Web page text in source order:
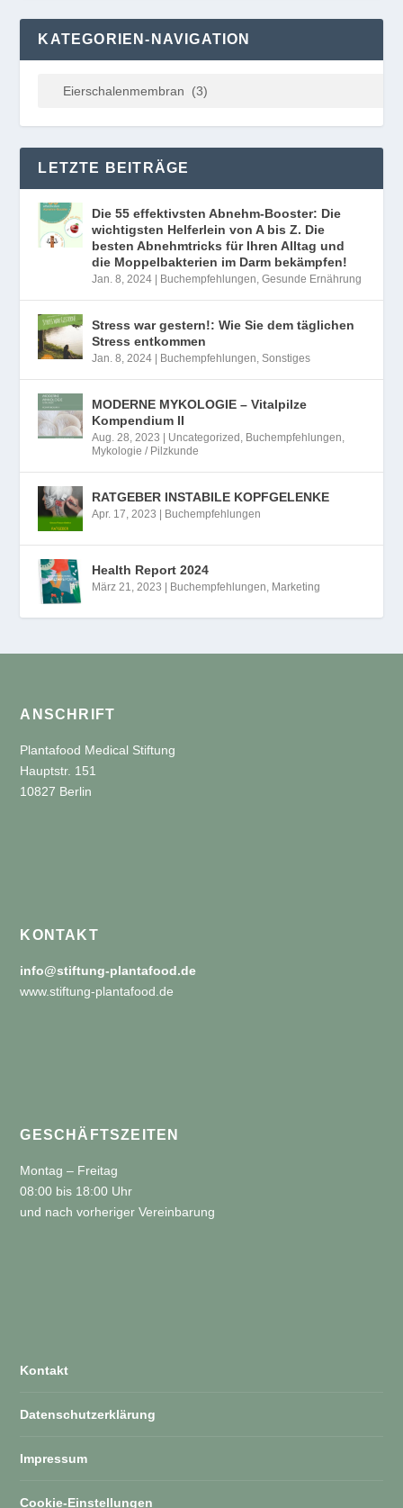
KATEGORIEN-NAVIGATION
LETZTE BEITRÄGE
Die 55 effektivsten Abnehm-Booster: Die
wichtigsten Helferlein von A bis Z. Die
besten Abnehmtricks für Ihren Alltag und
die Moppelbakterien im Darm bekämpfen!
Jan. 8, 2024 | Buchempfehlungen ,Gesunde Ernährung
Stress war gestern!: Wie Sie dem täglichen
Stress entkommen
Jan. 8, 2024 | Buchempfehlungen ,Sonstiges
MODERNE MYKOLOGIE – Vitalpilze
Kompendium II
Aug. 28, 2023 | Uncategorized Buchempfehlungen
Mykologie / Pilzkunde
RATGEBER INSTABILE KOPFGELENKE
Apr. 17, 2023 | Buchempfehlungen
Health Report 2024
März 21, 2023 | Buchempfehlungen Marketing
ANSCHRIFT
Plantafood Medical Stiftung
Hauptstr. 151
10827 Berlin
KONTAKT
info@stiftung-plantafood.de
www.stiftung-plantafood.de
GESCHÄFTSZEITEN
Montag – Freitag
08:00 bis 18:00 Uhr
und nach vorheriger Vereinbarung
Kontakt
Datenschutzerklärung
Impressum
Cookie-Einstellungen